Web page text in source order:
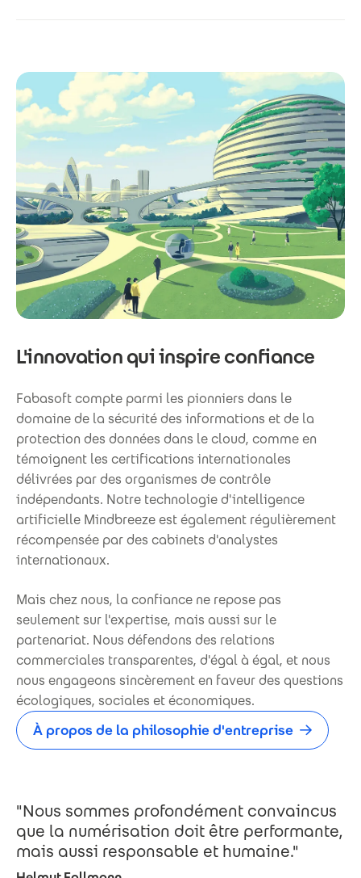
L'innovation qui inspire confiance
Fabasoft compte parmi les pionniers dans le
domaine de la sécurité des informations et de la
protection des données dans le cloud, comme en
témoignent les certifications internationales
délivrées par des organismes de contrôle
indépendants. Notre technologie d'intelligence
artificielle Mindbreeze est également régulièrement
récompensée par des cabinets d'analystes
internationaux.
Mais chez nous, la confiance ne repose pas
seulement sur l'expertise, mais aussi sur le
partenariat. Nous défendons des relations
commerciales transparentes, d'égal à égal, et nous
nous engageons sincèrement en faveur des questions
écologiques, sociales et économiques.
À propos de la philosophie d'entreprise
"Nous sommes profondément convaincus
que la numérisation doit être performante,
mais aussi responsable et humaine."